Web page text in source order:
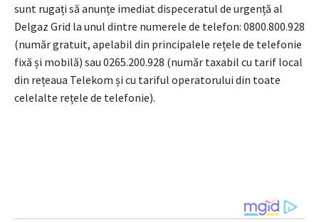
sunt rugați să anunțe imediat dispeceratul de urgență al
Delgaz Grid la unul dintre numerele de telefon: 0800.800.928
(număr gratuit, apelabil din principalele rețele de telefonie
fixă și mobilă) sau 0265.200.928 (număr taxabil cu tarif local
din rețeaua Telekom și cu tariful operatorului din toate
celelalte rețele de telefonie).